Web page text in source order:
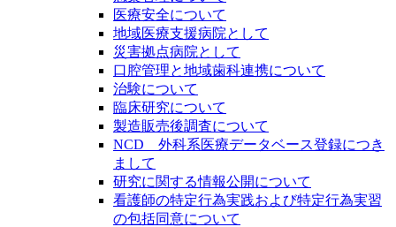
医療安全について
地域医療支援病院として
災害拠点病院として
口腔管理と地域歯科連携について
治験について
臨床研究について
製造販売後調査について
NCD 外科系医療データベース登録につき
まして
研究に関する情報公開について
看護師の特定行為実践および特定行為実習
の包括同意について